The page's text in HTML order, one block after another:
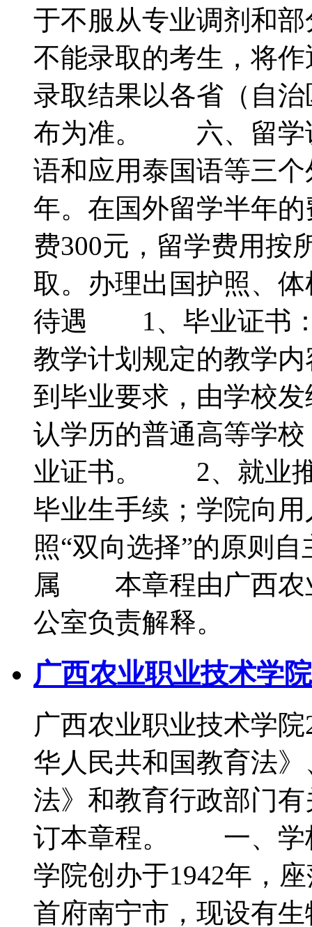
于不服从专业调剂和
不能录取的考生，将
录取结果以各省（自
布为准。 六、留学
语和应用泰国语等三
年。在国外留学半年
费300元，留学费用按
取。办理出国护照、
待遇 1、毕业证书：
教学计划规定的教学
到毕业要求，由学校
认学历的普通高等学
业证书。 2、就业推
毕业生手续；学院向
照“双向选择”的原
属 本章程由广西农
公室负责解释。
广西农业职业技术学
广西农业职业技术学
华人民共和国教育法
法》和教育行政部门
订本章程。 一、学
学院创办于1942年，
首府南宁市，现设有